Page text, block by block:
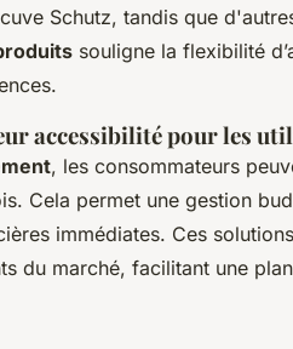
Schutz, tandis que
souligne la flexibilité
accessibilité pour les
, les consommateurs
Cela permet une gestion
immédiates. Ces
du marché, facilitant une